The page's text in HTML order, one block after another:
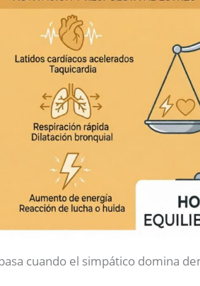
cuando el simpático domina